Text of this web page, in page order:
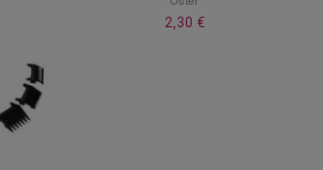
2,30 €